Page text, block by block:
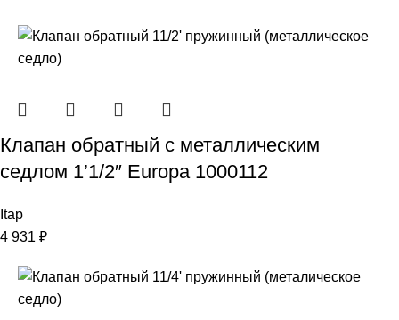
Клапан обратный с металлическим
седлом 1’1/2″ Europa 1000112
Itap
4 931 ₽